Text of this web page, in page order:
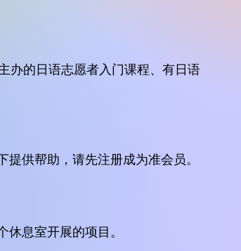
办的日语志愿者入门课程、有日语
供帮助，请先注册成为准会员。
息室开展的项目。